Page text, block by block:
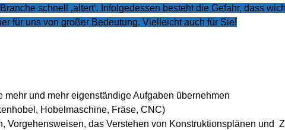
schnell ‚altert‘. Infolgedessen besteht die Gefahr, dass
für uns von großer Bedeutung. Vielleicht auch für Sie!
mehr und mehr eigenständige Aufgaben übernehmen
Hobelmaschine, Fräse, CNC)
Vorgehensweisen, das Verstehen von Konstruktionsplänen und